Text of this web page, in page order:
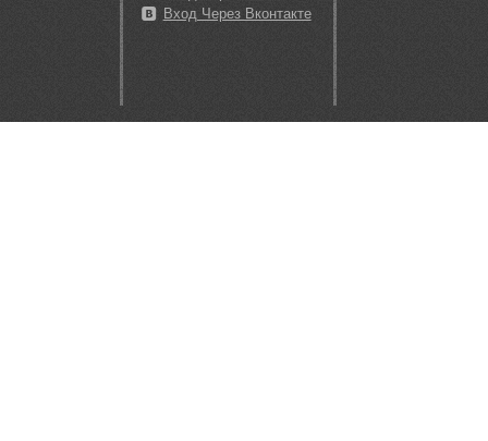
Вход Через Вконтакте